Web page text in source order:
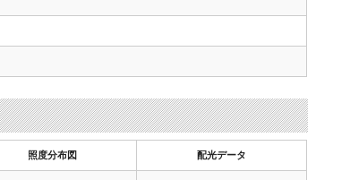
照度分布図 配光データ